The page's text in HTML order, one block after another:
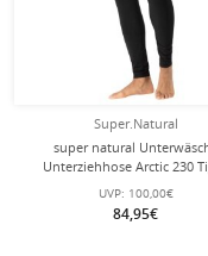
Super.Natural
super natural
Unterziehhose Arctic 230
(Merionwolle, maximale
Wärmeleistung) schwarz
UVP: 100,00€
84,95€